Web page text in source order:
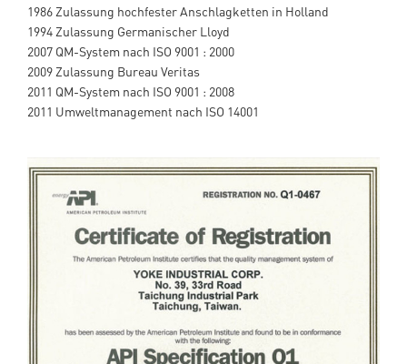
1986 Zulassung hochfester Anschlagketten in Holland
1994 Zulassung Germanischer Lloyd
2007 QM-System nach ISO 9001 : 2000
2009 Zulassung Bureau Veritas
2011 QM-System nach ISO 9001 : 2008
2011 Umweltmanagement nach ISO 14001